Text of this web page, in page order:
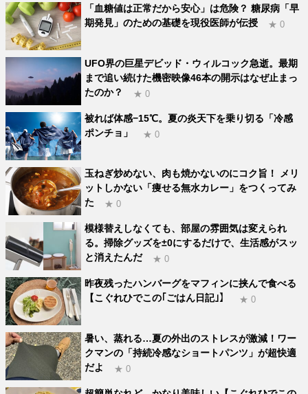
「血糖値は正常だから安心」は危険？ 糖尿病「早
期発見」のための基礎を現役医師が伝授
★ 0
UFO界の巨星デビッド・ウィルコック急逝。最期
まで追い続けた機密映像46本の開示はなぜ止まっ
たのか？
★ 0
被れば体感−15℃。夏の炎天下を乗り切る「冷感
ポンチョ」
★ 0
玉ねぎ炒めない、肉も焼かないのにコク旨！ メリ
ットしかない「痩せる無水カレー」をつくってみ
た
★ 0
模様替えしなくても、部屋の雰囲気は変えられ
る。掃除グッズを±0にするだけで、生活感がスッ
と消えたんだ
★ 0
昨夜残ったハンバーグをマフィンに挟んで食べる
【こぐれひでこの｢ごはん日記｣】
★ 0
暑い、蒸れる…夏の外出のストレスが激減！ワー
クマンの「持続冷感なショートパンツ」が超快適
だよ
★ 0